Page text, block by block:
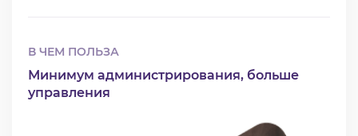
В ЧЕМ ПОЛЬЗА
Минимум администрирования, больше
управления